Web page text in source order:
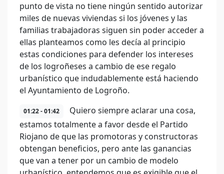
punto de vista no tiene ningún sentido autorizar
miles de nuevas viviendas si los jóvenes y las
familias trabajadoras siguen sin poder acceder a
ellas planteamos como les decía al principio
estas condiciones para defender los intereses
de los logroñeses a cambio de ese regalo
urbanístico que indudablemente está haciendo
el Ayuntamiento de Logroño.
01:22 - 01:42
Quiero siempre aclarar una cosa,
estamos totalmente a favor desde el Partido
Riojano de que las promotoras y constructoras
obtengan beneficios, pero ante las ganancias
que van a tener por un cambio de modelo